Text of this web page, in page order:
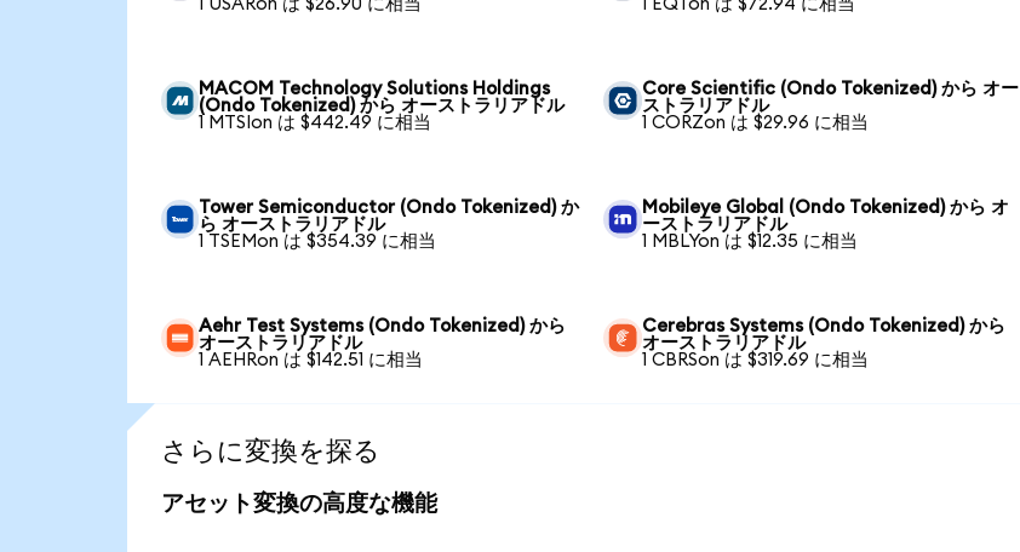
1 USARon は $26.90 に相当
1 EQTon は $72.94 に相当
MACOM Technology Solutions Holdings
(Ondo Tokenized) から オーストラリアドル
1 MTSIon は $442.49 に相当
Core Scientific (Ondo Tokenized) から オー
ストラリアドル
1 CORZon は $29.96 に相当
Tower Semiconductor (Ondo Tokenized) か
ら オーストラリアドル
1 TSEMon は $354.39 に相当
Mobileye Global (Ondo Tokenized) から オ
ーストラリアドル
1 MBLYon は $12.35 に相当
Aehr Test Systems (Ondo Tokenized) から
オーストラリアドル
1 AEHRon は $142.51 に相当
Cerebras Systems (Ondo Tokenized) から
オーストラリアドル
1 CBRSon は $319.69 に相当
さらに変換を探る
アセット変換の高度な機能